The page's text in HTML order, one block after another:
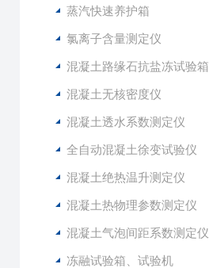
蒸汽快速养护箱
氯离子含量测定仪
混凝土路缘石抗盐冻试验箱
混凝土无核密度仪
混凝土透水系数测定仪
全自动混凝土徐变试验仪
混凝土绝热温升测定仪
混凝土热物理参数测定仪
混凝土气泡间距系数测定仪
冻融试验箱、试验机